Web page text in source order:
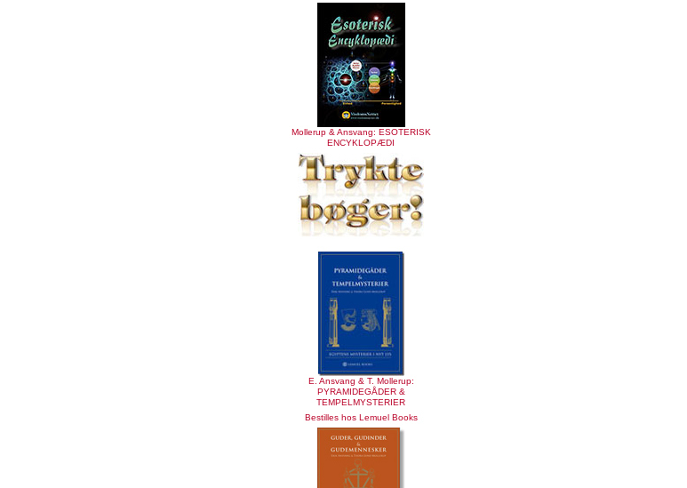
Mollerup & Ansvang: ESOTERISK
ENCYKLOPÆDI
E. Ansvang & T. Mollerup:
PYRAMIDEGÅDER &
TEMPELMYSTERIER
Bestilles hos Lemuel Books